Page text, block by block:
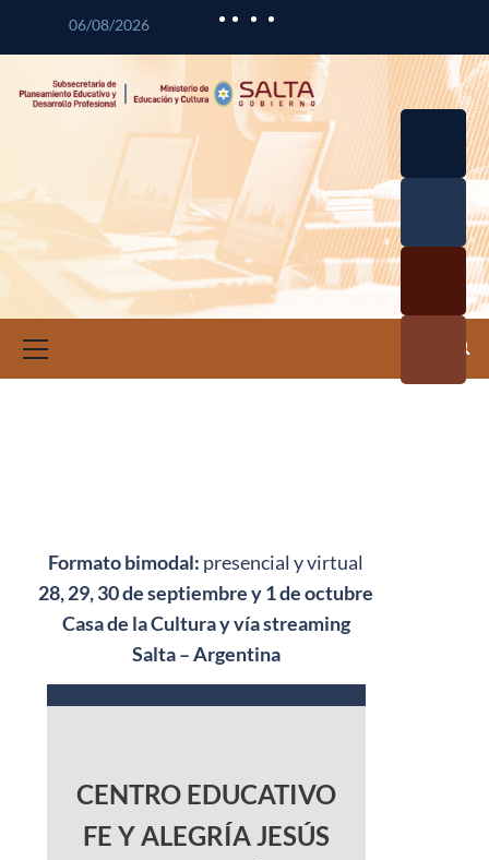
06/08/2026
Formato bimodal: presencial y virtual
28, 29, 30 de septiembre y 1 de octubre
Casa de la Cultura y vía streaming
Salta – Argentina
CENTRO EDUCATIVO
FE Y ALEGRÍA JESÚS
Curricul
Profesio
a
Investig